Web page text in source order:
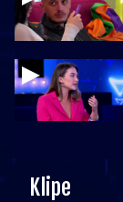
Klipe